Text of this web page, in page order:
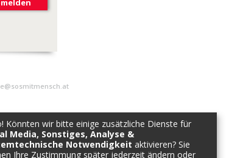
Könnten wir bitte einige zusätzliche Dienste für
Media, Sonstiges, Analyse &
Notwendigkeit aktivieren? Sie
Ihre Zustimmung später jederzeit ändern oder